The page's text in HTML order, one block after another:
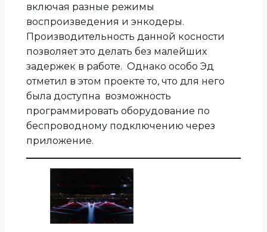
включая разные режимы
воспроизведения и энкодеры.
Производительность данной косности
позволяет это делать без малейших
задержек в работе. Однако особо Эд
отметил в этом проекте то, что для него
была доступна возможность
программировать оборудование по
беспроводному подключению через
приложение.